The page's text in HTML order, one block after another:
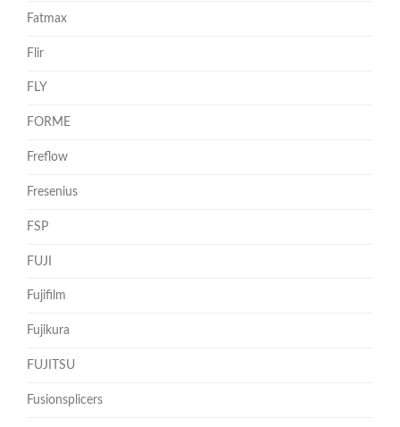
Fatmax
Flir
FLY
FORME
Freflow
Fresenius
FSP
FUJI
Fujifilm
Fujikura
FUJITSU
Fusionsplicers